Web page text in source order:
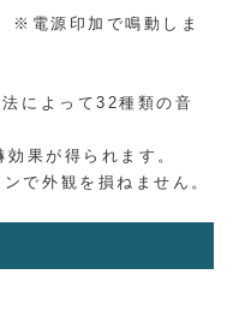
電源印加で鳴動しま
によって32種類の音
果が得られます。
で外観を損ねません。